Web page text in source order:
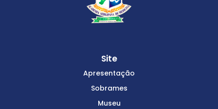
Site
Apresentação
Sobrames
Museu